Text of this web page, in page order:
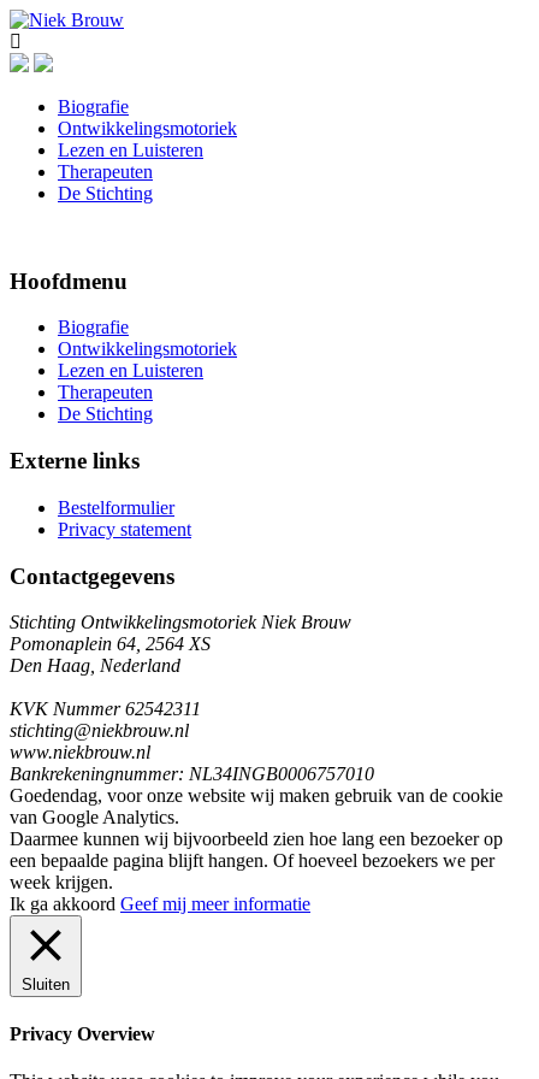
Biografie
Ontwikkelingsmotoriek
Lezen en Luisteren
Therapeuten
De Stichting
Hoofdmenu
Biografie
Ontwikkelingsmotoriek
Lezen en Luisteren
Therapeuten
De Stichting
Externe links
Bestelformulier
Privacy statement
Contactgegevens
Stichting Ontwikkelingsmotoriek Niek Brouw
Pomonaplein 64, 2564 XS
Den Haag, Nederland
KVK Nummer 62542311
stichting@niekbrouw.nl
www.niekbrouw.nl
Bankrekeningnummer: NL34INGB0006757010
Goedendag, voor onze website wij maken gebruik van de cookie
van Google Analytics.
Daarmee kunnen wij bijvoorbeeld zien hoe lang een bezoeker op
een bepaalde pagina blijft hangen. Of hoeveel bezoekers we per
week krijgen.
Ik ga akkoord Geef mij meer informatie
Sluiten
Privacy Overview